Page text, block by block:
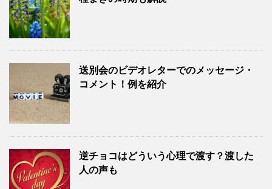
送別会のビデオレターでのメッセージ・
コメント！例を紹介
逆チョコはどういう心理で渡す？渡した
人の声も